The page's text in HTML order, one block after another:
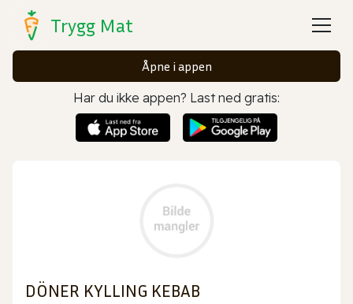
Trygg Mat
Åpne i appen
Har du ikke appen? Last ned gratis:
DÖNER KYLLING KEBAB